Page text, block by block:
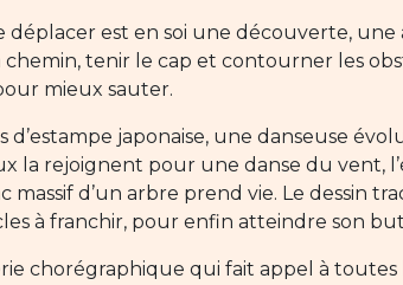
déplacer est en soi une découverte,
tenir le cap et contourner les
mieux sauter.
d’estampe japonaise, une danseuse
la rejoignent pour une danse du vent,
massif d’un arbre prend vie. Le dessin
à franchir, pour enfin atteindre son
chorégraphique qui fait appel à toutes